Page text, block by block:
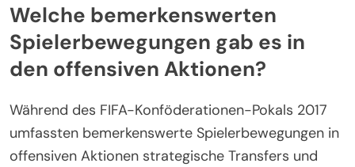
Welche bemerkenswerten
Spielerbewegungen gab es in
den offensiven Aktionen?
Während des FIFA-Konföderationen-Pokals 2017
umfassten bemerkenswerte Spielerbewegungen in
offensiven Aktionen strategische Transfers und